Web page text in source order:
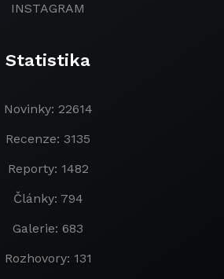
INSTAGRAM
Statistika
Novinky: 22614
Recenze: 3135
Reporty: 1482
Články: 794
Galerie: 683
Rozhovory: 131